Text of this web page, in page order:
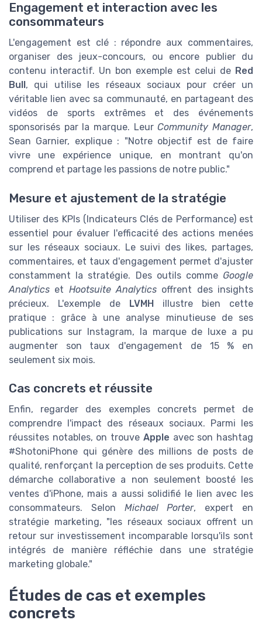
Engagement et interaction avec les
consommateurs
L'engagement est clé : répondre aux commentaires,
organiser des jeux-concours, ou encore publier du
contenu interactif. Un bon exemple est celui de Red
Bull , qui utilise les réseaux sociaux pour créer un
véritable lien avec sa communauté, en partageant des
vidéos de sports extrêmes et des événements
sponsorisés par la marque. LeurCommunity Manager,
Sean Garnier, explique : "Notre objectif est de faire
vivre une expérience unique, en montrant qu'on
comprend et partage les passions de notre public."
Mesure et ajustement de la stratégie
Utiliser des KPIs (Indicateurs Clés de Performance) est
essentiel pour évaluer l'efficacité des actions menées
sur les réseaux sociaux. Le suivi des likes, partages,
commentaires, et taux d'engagement permet d'ajuster
constamment la stratégie. Des outils comme Google
Analytics et Hootsuite Analytics offrent des insights
précieux. L'exemple de LVMH illustre bien cette
pratique : grâce à une analyse minutieuse de ses
publications sur Instagram, la marque de luxe a pu
augmenter son taux d'engagement de 15 % en
seulement six mois.
Cas concrets et réussite
Enfin, regarder des exemples concrets permet de
comprendre l'impact des réseaux sociaux. Parmi les
réussites notables, on trouve Apple avec son hashtag
#ShotoniPhone qui génère des millions de posts de
qualité, renforçant la perception de ses produits. Cette
démarche collaborative a non seulement boosté les
ventes d'iPhone, mais a aussi solidifié le lien avec les
consommateurs. Selon Michael Porter, expert en
stratégie marketing, "les réseaux sociaux offrent un
retour sur investissement incomparable lorsqu'ils sont
intégrés de manière réfléchie dans une stratégie
marketing globale."
Études de cas et exemples
concrets